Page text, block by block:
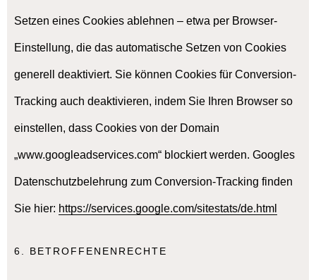
Setzen eines Cookies ablehnen – etwa per Browser-
Einstellung, die das automatische Setzen von Cookies
generell deaktiviert. Sie können Cookies für Conversion-
Tracking auch deaktivieren, indem Sie Ihren Browser so
einstellen, dass Cookies von der Domain
„www.googleadservices.com“ blockiert werden. Googles
Datenschutzbelehrung zum Conversion-Tracking finden
Sie hier: https://services.google.com/sitestats/de.html
6. BETROFFENENRECHTE